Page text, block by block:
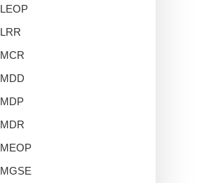
LEOP
LRR
MCR
MDD
MDP
MDR
MEOP
MGSE